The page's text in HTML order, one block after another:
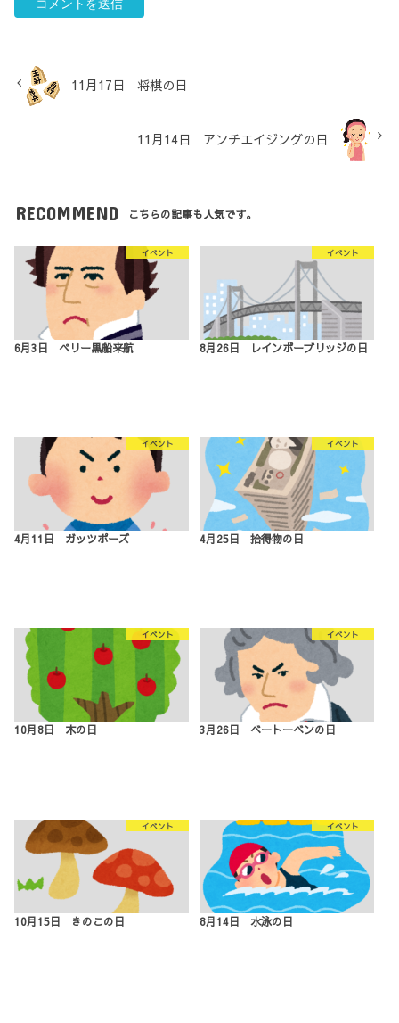
11月17日 将棋の日
11月14日 アンチエイジングの日
RECOMMEND こちらの記事も人気です。
イベント
6月3日 ペリー黒船来航
イベント
8月26日 レインボーブリッジの日
イベント
4月11日 ガッツポーズ
イベント
4月25日 拾得物の日
イベント
10月8日 木の日
イベント
3月26日 ベートーベンの日
イベント
10月15日 きのこの日
イベント
8月14日 水泳の日